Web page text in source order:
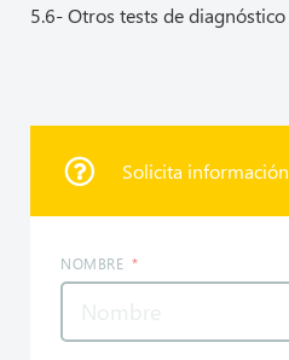
5.6- Otros tests de diagnóstico
Solicita información
NOMBRE